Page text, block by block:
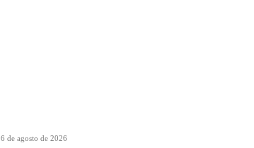
6 de agosto de 2026